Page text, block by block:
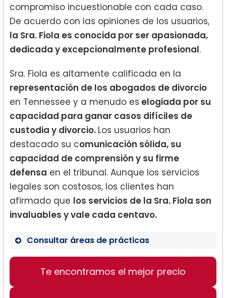
compromiso incuestionable con cada caso.
De acuerdo con las opiniones de los usuarios,
la Sra. Fiola es conocida por ser apasionada,
dedicada y excepcionalmente profesional.
Sra. Fiola es altamente calificada en la
representación de los abogados de divorcio
en Tennessee y a menudo es elogiada por su
capacidad para ganar casos difíciles de
custodia y divorcio. Los usuarios han
destacado su comunicación sólida, su
capacidad de comprensión y su firme
defensa en el tribunal. Aunque los servicios
legales son costosos, los clientes han
afirmado que los servicios de la Sra. Fiola son
invaluables y vale cada centavo.
Consultar áreas de prácticas
Derecho de Familia
Derecho de Divorcio
Te encontramos el mejor precio